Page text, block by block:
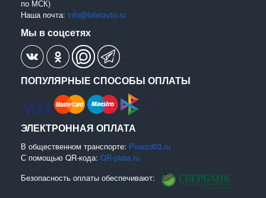
по МСК)
Наша почта: info@biletavto.ru
Мы в соцсетях
ПОПУЛЯРНЫЕ СПОСОБЫ ОПЛАТЫ
ЭЛЕКТРОННАЯ ОПЛАТА
В общественном транспорте: Proezd03.ru
С помощью QR-кода: QR-plata.ru
Безопасность оплаты обеспечивают: